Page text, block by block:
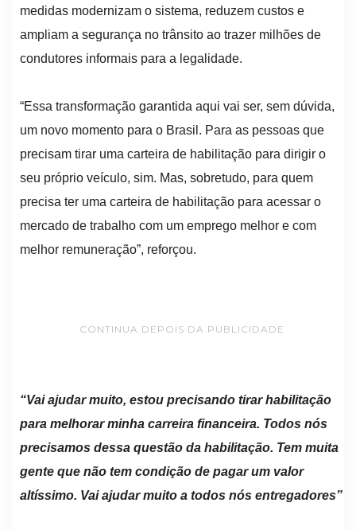
medidas modernizam o sistema, reduzem custos e
ampliam a segurança no trânsito ao trazer milhões de
condutores informais para a legalidade.
“Essa transformação garantida aqui vai ser, sem dúvida,
um novo momento para o Brasil. Para as pessoas que
precisam tirar uma carteira de habilitação para dirigir o
seu próprio veículo, sim. Mas, sobretudo, para quem
precisa ter uma carteira de habilitação para acessar o
mercado de trabalho com um emprego melhor e com
melhor remuneração”, reforçou.
CONTINUA DEPOIS DA PUBLICIDADE
“Vai ajudar muito, estou precisando tirar habilitação
para melhorar minha carreira financeira. Todos nós
precisamos dessa questão da habilitação. Tem muita
gente que não tem condição de pagar um valor
altíssimo. Vai ajudar muito a todos nós entregadores”